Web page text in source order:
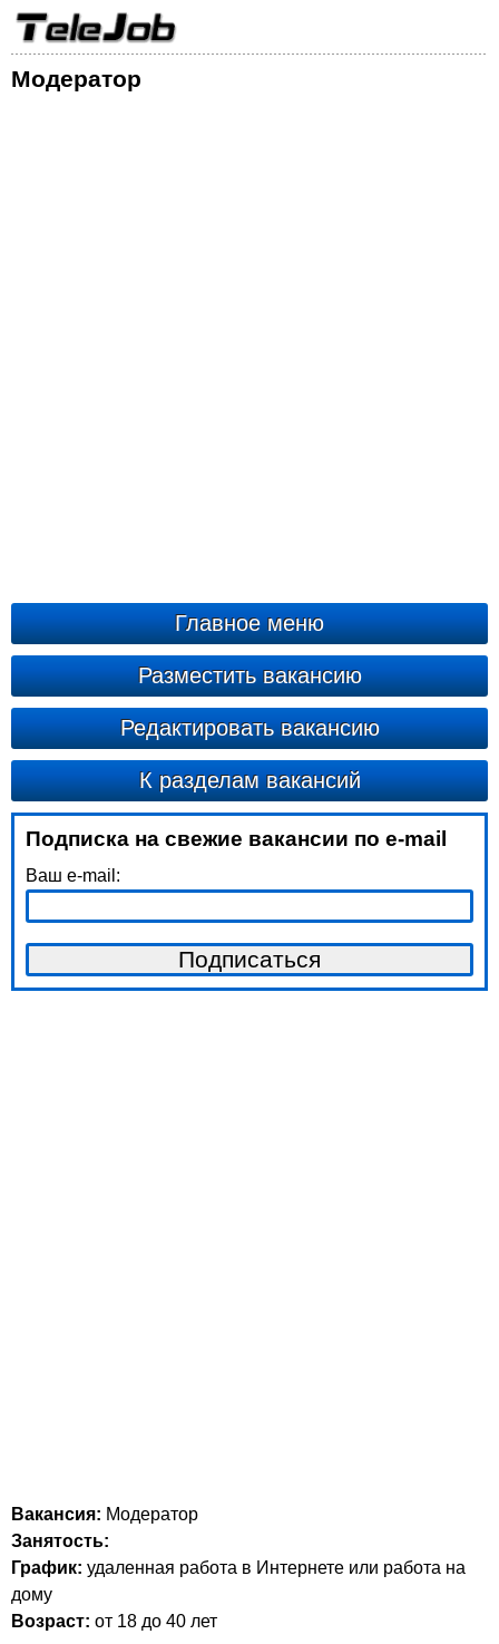
Модератор
Главное меню
Разместить вакансию
Редактировать вакансию
К разделам вакансий
Подписка на свежие вакансии по e-mail
Ваш e-mail:
Вакансия: Модератор
Занятость:
График: удаленная работа в Интернете или работа на
дому
Возраст: от 18 до 40 лет